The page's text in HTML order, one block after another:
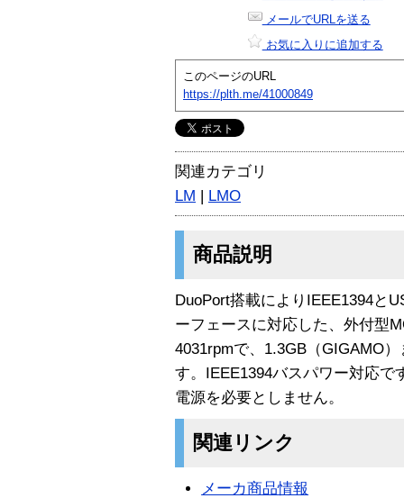
メールでURLを送る
お気に入りに追加する
このページのURL
https://plth.me/41000849
関連カテゴリ
LM | LMO
商品説明
DuoPort搭載によりIEEE1394と
ーフェースに対応した、外付型
4031rpmで、1.3GB（GIGAMO
す。IEEE1394バスパワー対応で
電源を必要としません。
関連リンク
メーカ商品情報